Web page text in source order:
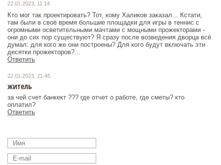
22.01.2023, 11:14
Кто мог так проектировать? Тот, кому Халиков заказал... Кстати,
там были в своё время большие площадки для игры в теннис с
огромными осветительными мачтами с мощными прожекторами -
они до сих пор существуют? Я сразу после возведения дворца всё
думал: для кого же они построены? Для кого будут включать эти
десятки прожекторов?...
Ответить
22.01.2023, 21:45
житель
за чей счет банкект ??? где отчет о работе, где сметы? кто
оплатил?
Ответить